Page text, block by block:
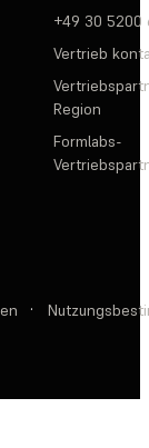
+49 30 5200
Vertrieb
Region
Formlabs-
·